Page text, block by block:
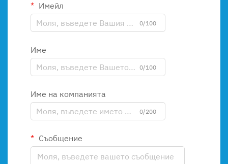
Имейл
0/100
Име
0/100
Име на компанията
0/200
Съобщение